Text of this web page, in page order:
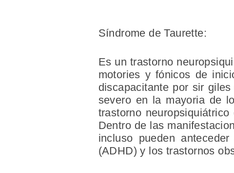
Síndrome de Taurette:
Es un trastorno
motories y fónicos de
discapacitante por sir
severo en la mayoria de
trastorno
Dentro de las
incluso pueden
(ADHD) y los trastornos